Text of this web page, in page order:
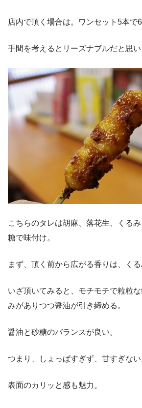
店内で頂く場合は。ワンセット5本で
手間を考えるとリーズナブルだと思い
こちらのタレは胡麻、落花生、くる
糖で味付け。
まず、頂く前から広がる香りは、くる
いざ頂いてみると、モチモチで粒粒
みがありつつ醤油が引き締める。
醤油と砂糖のバランスが良い。
つまり、しょっぱすぎず、甘すぎない
表面のカリッと感も魅力。